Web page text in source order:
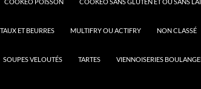
ET BEURRES MULTIFRY OU ACTIFRY NON CLASSÉ
SOUPES VELOUTÉS TARTES VIENNOISERIES